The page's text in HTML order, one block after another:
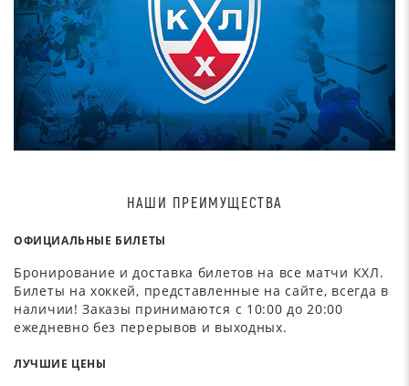
НАШИ ПРЕИМУЩЕСТВА
ОФИЦИАЛЬНЫЕ БИЛЕТЫ
Бронирование и доставка билетов на все матчи КХЛ.
Билеты на хоккей, представленные на сайте, всегда в
наличии! Заказы принимаются с 10:00 до 20:00
ежедневно без перерывов и выходных.
ЛУЧШИЕ ЦЕНЫ